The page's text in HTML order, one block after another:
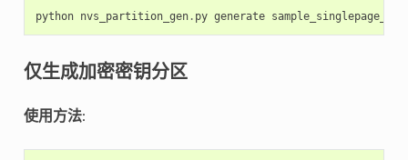
python nvs_partition_gen. py generate
仅生成加密密钥分区
使用方法: